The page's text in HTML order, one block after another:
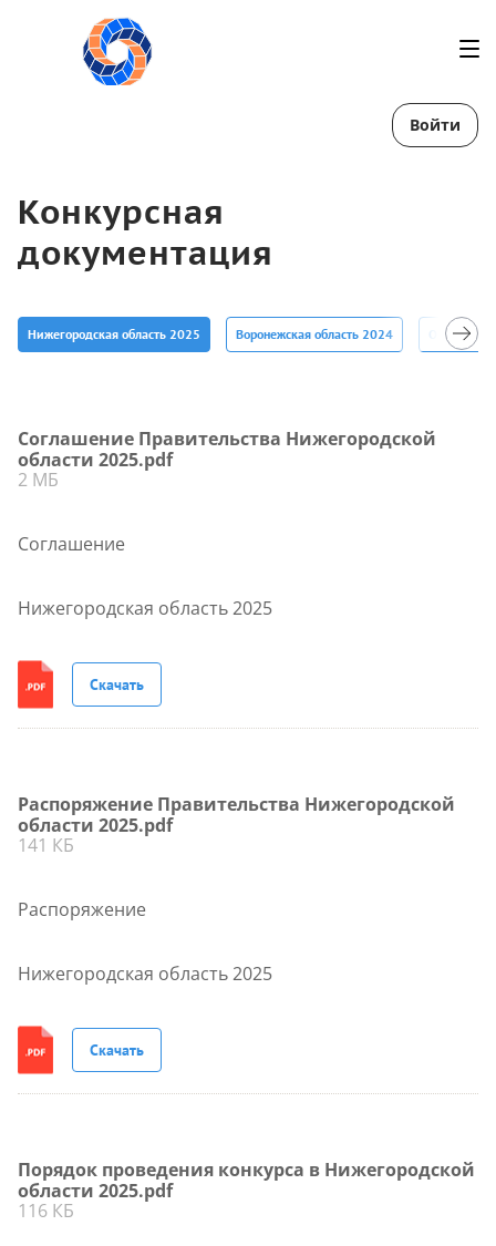
Войти
Конкурсная
документация
Нижегородская область 2025 Воронежская область 2024
Соглашение Правительства Нижегородской
области 2025.pdf
2 МБ
Соглашение
Нижегородская область 2025
Скачать
Распоряжение Правительства Нижегородской
области 2025.pdf
141 КБ
Распоряжение
Нижегородская область 2025
Скачать
Порядок проведения конкурса в Нижегородской
области 2025.pdf
116 КБ